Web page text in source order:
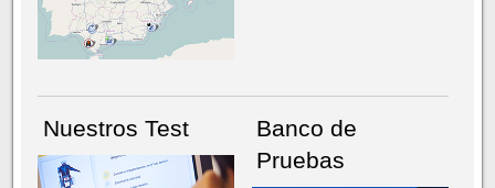
NÚMERO ACTUALHEMEROTECA
Nuestros Test
Banco de
Pruebas